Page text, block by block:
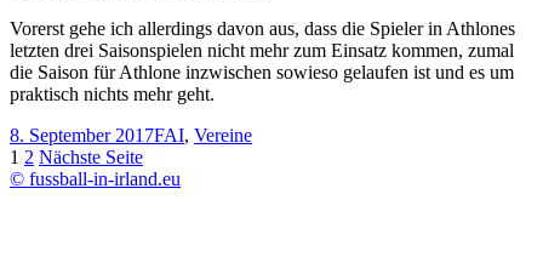
Vorerst gehe ich allerdings davon aus, dass die Spieler in Athlones
letzten drei Saisonspielen nicht mehr zum Einsatz kommen, zumal
die Saison für Athlone inzwischen sowieso gelaufen ist und es um
praktisch nichts mehr geht.
Veröffentlicht
am
8. September 2017Kategorien
FAI, Vereine
Seitennummerierung
der
Seite
1 Seite
2 Nächste Seite
© fussball-in-irland.eu